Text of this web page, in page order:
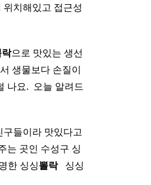
치해있고 접근성
으로 맛있는 생선
생물보다 손질이
나요. ​ ​오늘 알려드
들이라 맛있다고
는 곳인 수성구 싱
한 싱싱뽈락​ ​ 싱싱